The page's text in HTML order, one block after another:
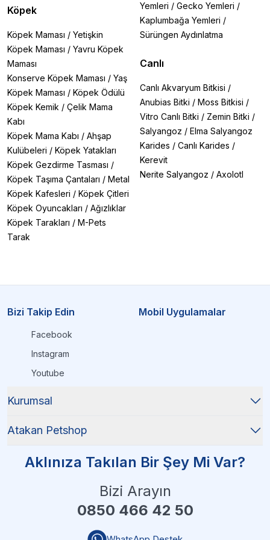
Köpek
Köpek Maması / Yetişkin
Köpek Maması / Yavru Köpek
Maması
Konserve Köpek Maması / Yaş
Köpek Maması / Köpek Ödülü
Köpek Kemik / Çelik Mama
Kabı
Köpek Mama Kabı / Ahşap
Kulübeleri / Köpek Yatakları
Köpek Gezdirme Tasması /
Köpek Taşıma Çantaları / Metal
Köpek Kafesleri / Köpek Çitleri
Köpek Oyuncakları / Ağızlıklar
Köpek Tarakları / M-Pets
Tarak
Yemleri / Gecko Yemleri /
Kaplumbağa Yemleri /
Sürüngen Aydınlatma
Canlı
Canlı Akvaryum Bitkisi /
Anubias Bitki / Moss Bitkisi /
Vitro Canlı Bitki / Zemin Bitki /
Salyangoz / Elma Salyangoz
Karides / Canlı Karides /
Kerevit
Nerite Salyangoz / Axolotl
Bizi Takip Edin
Facebook
Instagram
Youtube
Mobil Uygulamalar
Kurumsal
Atakan Petshop
Aklınıza Takılan Bir Şey Mi Var?
Bizi Arayın
0850 466 42 50